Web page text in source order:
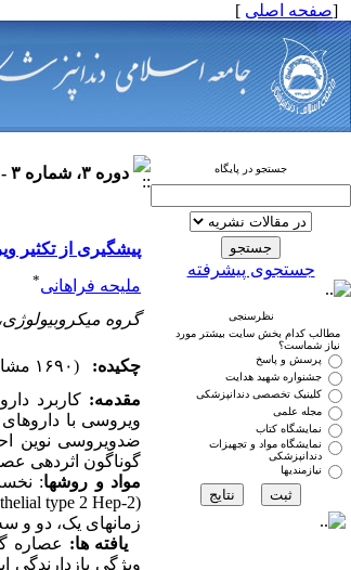
[صفحه اصلی ]
جستجو در پایگاه
جستجوی پیشرفته
نظرسنجی
مطالب کدام بخش سایت بیشتر مورد
نیاز شماست؟
پرسش و پاسخ
جشنواره شهید هدایت
کلینیک تخصصی دندانپزشکی
مجله علمی
نمایشگاه کتاب
نمایشگاه مواد و تجهیزات
دندانپزشکی
نیازمندیها
دوره ۳، شماره ۳ - ( مجموعه مقالات بیماری های دهان ۱۳۹۰ )
پیشگیری از تکثیر ویروس هرپس
ملیحه فراهانی*
گروه
چکیده:
(۱۶۹۰ مشاهده)
مقدمه: کاربرد
ویروسی با
گوناگون اثردهی
مواد و روش‏ها:
زمان‏های یک، دو و
یافته‏ ها: